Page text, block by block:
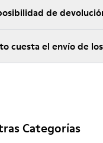
de
cuesta el envío de
Categorías